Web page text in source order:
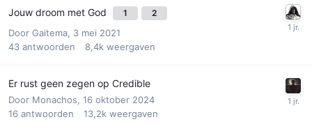
Jouw droom met God 1 2
Door Gaitema, 3 mei 2021
43 antwoorden 8,4k weergaven
Er rust geen zegen op Credible
Door Monachos, 16 oktober 2024
16 antwoorden 13,2k weergaven